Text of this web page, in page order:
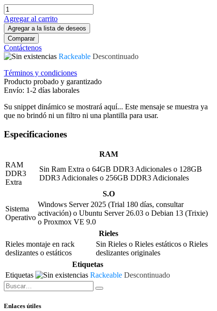
Agregar al carrito
Agregar a la lista de deseos
Comparar
Contáctenos
Rackeable Descontinuado
Términos y condiciones
Producto probado y garantizado
Envío: 1-2 días laborales
Su snippet dinámico se mostrará aquí... Este mensaje se muestra ya
que no brindó ni un filtro ni una plantilla para usar.
Especificaciones
RAM
RAM
DDR3
Extra
Sin Ram Extra o 64GB DDR3 Adicionales o 128GB
DDR3 Adicionales o 256GB DDR3 Adicionales
S.O
Sistema
Operativo
Windows Server 2025 (Trial 180 días, consultar
activación) o Ubuntu Server 26.03 o Debian 13 (Trixie)
o Proxmox VE 9.0
Rieles
Rieles montaje en rack
deslizantes o estáticos
Sin Rieles o Rieles estáticos o Rieles
deslizantes originales
Etiquetas
Etiquetas
Rackeable Descontinuado
Enlaces útiles